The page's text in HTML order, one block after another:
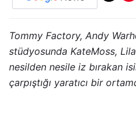
Tommy Factory, Andy
stüdyosunda KateMoss,
nesilden nesile iz bırakan
çarpıştığı yaratıcı bir